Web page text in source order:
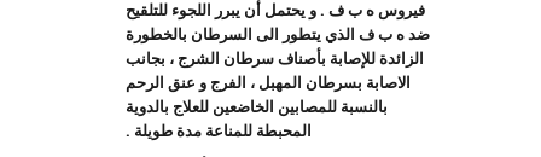
فيروس ه ب ف . و يحتمل أن يبرر اللجوء للتلقيح
ضد ه ب ف الذي يتطور الى السرطان بالخطورة
الزائدة للإصابة بأصناف سرطان الشرج ، بجانب
الاصابة بسرطان المهبل ، الفرج و عنق الرحم
بالنسبة للمصابين الخاضعين للعلاج بالدوية
المحبطة للمناعة مدة طويلة .